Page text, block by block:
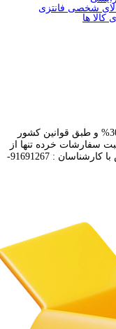
شخصی فانتزی
کالا ها
تمامی محصولات در سال 1403 با کاهش قیمت 30% و طبق قوانین کشور
ثبت سفارشات خرده تنها از
عاملیت های فروش امکان پذیر خواهد بود. تماس با کارشناسان : 91691267-